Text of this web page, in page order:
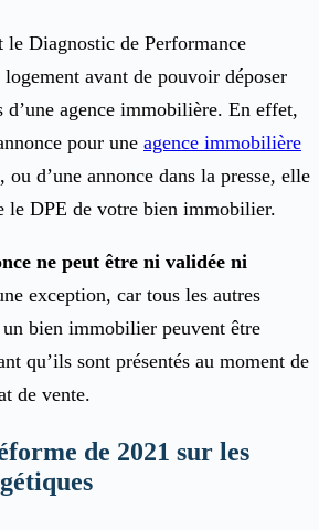
Diagnostic de Performance
avant de pouvoir déposer
d’une agence immobilière. En effet,
pour une agence immobilière
ou d’une annonce dans la presse, elle
le DPE de votre bien immobilier.
ne peut être ni validée ni
exception, car tous les autres
bien immobilier peuvent être
qu’ils sont présentés au moment de
de vente.
de 2021 sur les